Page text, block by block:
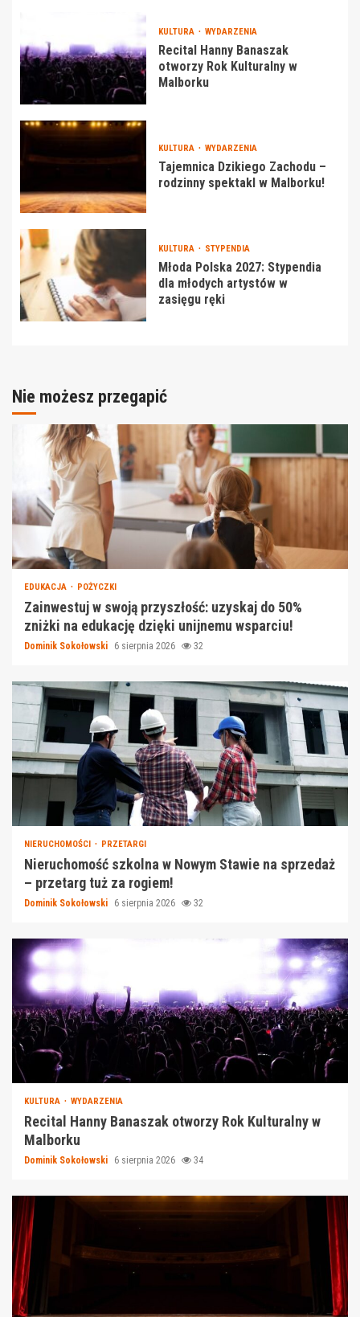
KULTURA WYDARZENIA
Recital Hanny Banaszak
otworzy Rok Kulturalny w
Malborku
KULTURA WYDARZENIA
Tajemnica Dzikiego Zachodu –
rodzinny spektakl w Malborku!
KULTURA STYPENDIA
Młoda Polska 2027: Stypendia
dla młodych artystów w
zasięgu ręki
Nie możesz przegapić
EDUKACJA POŻYCZKI
Zainwestuj w swoją przyszłość: uzyskaj do 50%
zniżki na edukację dzięki unijnemu wsparciu!
Dominik Sokołowski 6 sierpnia 2026 32
NIERUCHOMOŚCI PRZETARGI
Nieruchomość szkolna w Nowym Stawie na sprzedaż
– przetarg tuż za rogiem!
Dominik Sokołowski 6 sierpnia 2026 32
KULTURA WYDARZENIA
Recital Hanny Banaszak otworzy Rok Kulturalny w
Malborku
Dominik Sokołowski 6 sierpnia 2026 34